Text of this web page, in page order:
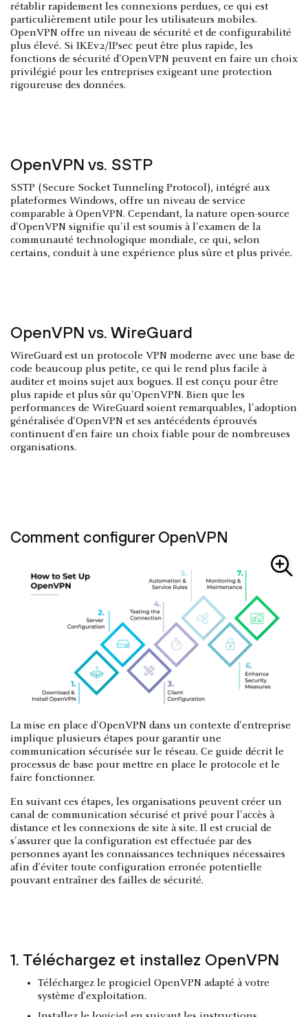
rétablir rapidement les connexions perdues, ce qui est
particulièrement utile pour les utilisateurs mobiles.
OpenVPN offre un niveau de sécurité et de configurabilité
plus élevé. Si IKEv2/IPsec peut être plus rapide, les
fonctions de sécurité d'OpenVPN peuvent en faire un choix
privilégié pour les entreprises exigeant une protection
rigoureuse des données.
OpenVPN vs. SSTP
SSTP (Secure Socket Tunneling Protocol), intégré aux
plateformes Windows, offre un niveau de service
comparable à OpenVPN. Cependant, la nature open-source
d'OpenVPN signifie qu'il est soumis à l'examen de la
communauté technologique mondiale, ce qui, selon
certains, conduit à une expérience plus sûre et plus privée.
OpenVPN vs. WireGuard
WireGuard est un protocole VPN moderne avec une base de
code beaucoup plus petite, ce qui le rend plus facile à
auditer et moins sujet aux bogues. Il est conçu pour être
plus rapide et plus sûr qu'OpenVPN. Bien que les
performances de WireGuard soient remarquables, l'adoption
généralisée d'OpenVPN et ses antécédents éprouvés
continuent d'en faire un choix fiable pour de nombreuses
organisations.
Comment configurer OpenVPN
La mise en place d'OpenVPN dans un contexte d'entreprise
implique plusieurs étapes pour garantir une
communication sécurisée sur le réseau. Ce guide décrit le
processus de base pour mettre en place le protocole et le
faire fonctionner.
En suivant ces étapes, les organisations peuvent créer un
canal de communication sécurisé et privé pour l'accès à
distance et les connexions de site à site. Il est crucial de
s'assurer que la configuration est effectuée par des
personnes ayant les connaissances techniques nécessaires
afin d'éviter toute configuration erronée potentielle
pouvant entraîner des failles de sécurité.
1. Téléchargez et installez OpenVPN
Téléchargez le progiciel OpenVPN adapté à votre
système d'exploitation.